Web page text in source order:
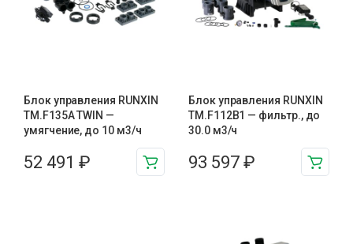
Блок управления RUNXIN
TM.F135A TWIN —
умягчение, до 10 м3/ч
52 491 ₽
Блок управления RUNXIN
ТМ.F112B1 — фильтр., до
30.0 м3/ч
93 597 ₽